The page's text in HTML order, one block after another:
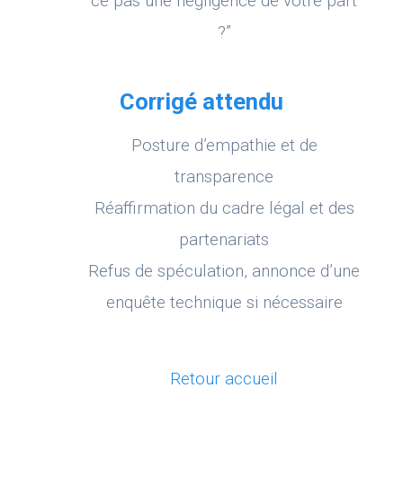
?”
Corrigé attendu
Posture d’empathie et de
transparence
Réaffirmation du cadre légal et des
partenariats
Refus de spéculation, annonce d’une
enquête technique si nécessaire​
Retour accueil